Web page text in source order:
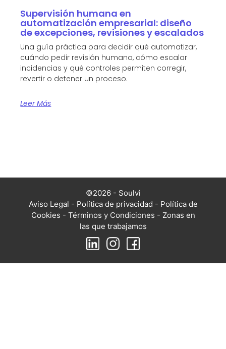
Supervisión humana en
automatización empresarial: diseño
de excepciones, revisiones y escalados
Una guía práctica para decidir qué automatizar,
cuándo pedir revisión humana, cómo escalar
incidencias y qué controles permiten corregir,
revertir o detener un proceso.
Leer Más
©2026 - Soulvi
Aviso Legal - Política de privacidad - Política de
Cookies - Términos y Condiciones - Zonas en
las que trabajamos